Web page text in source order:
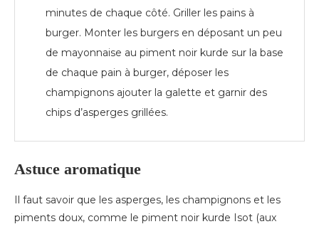
minutes de chaque côté. Griller les pains à
burger. Monter les burgers en déposant un peu
de mayonnaise au piment noir kurde sur la base
de chaque pain à burger, déposer les
champignons ajouter la galette et garnir des
chips d’asperges grillées.
Astuce aromatique
Il faut savoir que les asperges, les champignons et les
piments doux, comme le piment noir kurde Isot (aux